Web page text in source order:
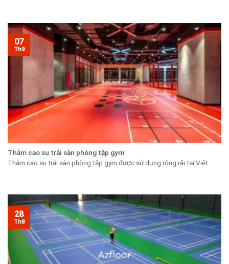
Thảm cao su trải sàn phòng tập gym
Thảm cao su trải sàn phòng tập gym được sử dụng rộng rãi tại Việt ...
07
Th9
28
Th8